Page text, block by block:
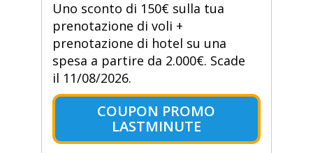
Uno sconto di 150€ sulla tua
prenotazione di voli +
prenotazione di hotel su una
spesa a partire da 2.000€. Scade
il 11/08/2026.
COUPON PROMO
LASTMINUTE